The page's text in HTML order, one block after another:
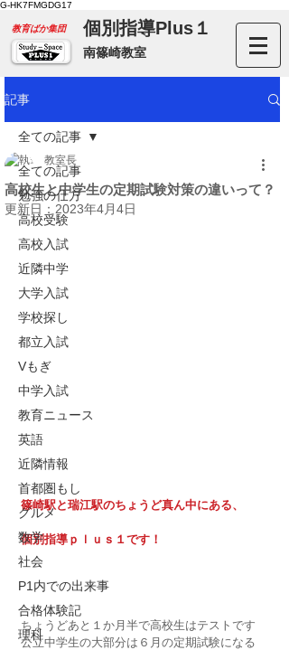
G-HK7FMGDG17
​教育ばか集団 個別指導Plus１
南篠崎教室
記事
全ての記事
勉強の仕方
高校受験
高校入試
近隣中学
大学入試
学校探し
都立入試
Vもぎ
中学入試
教育ニュース
英語
近隣情報
首都圏もし
グルメ
数学
社会
P1内での出来事
合格体験記
理科
全ての記事
高校生と中学生の定期試験対策の違いって？
教室長
更新日： 2023年4月4日
篠崎駅と瑞江駅のちょうど真ん中にある、
個別指導ｐｌｕｓ１です！
ちょうどあと１か月半で高校生はテストです
公立中学生の大部分は６月の定期試験になる